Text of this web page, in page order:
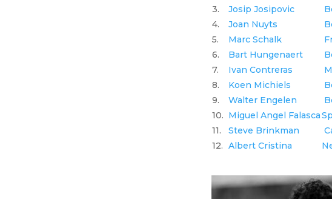
3.
Josip Josipovic
4.
Joan Nuyts
5.
Marc Schalk
6.
Bart Hungenaert
7.
Ivan Contreras
8.
Koen Michiels
9.
Walter Engelen
10. Miguel Angel Falasca
11.
Steve Brinkman
12. Albert Cristina